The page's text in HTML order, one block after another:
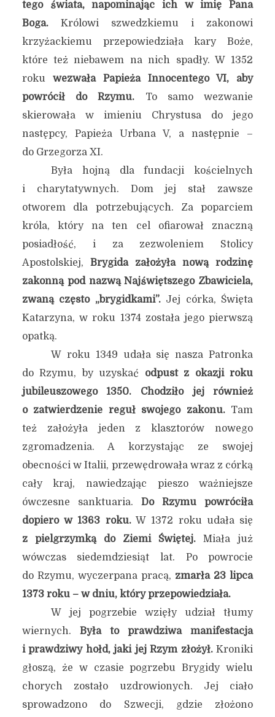
tego świata, napominając ich w imię Pana
Boga. Królowi szwedzkiemu i zakonowi
krzyżackiemu przepowiedziała kary Boże,
które też niebawem na nich spadły. W 1352
roku wezwała Papieża Innocentego VI, aby
powrócił do Rzymu. To samo wezwanie
skierowała w imieniu Chrystusa do jego
następcy, Papieża Urbana V, a następnie –
do Grzegorza XI.
Była hojną dla fundacji kościelnych
i charytatywnych. Dom jej stał zawsze
otworem dla potrzebujących. Za poparciem
króla, który na ten cel ofiarował znaczną
posiadłość, i za zezwoleniem Stolicy
Apostolskiej, Brygida założyła nową rodzinę
zakonną pod nazwą Najświętszego Zbawiciela,
zwaną często „brygidkami”.Jej córka, Święta
Katarzyna, w roku 1374 została jego pierwszą
opatką.
W roku 1349 udała się nasza Patronka
do Rzymu, by uzyskać odpust z okazji roku
jubileuszowego 1350. Chodziło jej również
o zatwierdzenie reguł swojego zakonu.Tam
też założyła jeden z klasztorów nowego
zgromadzenia. A korzystając ze swojej
obecności w Italii, przewędrowała wraz z córką
cały kraj, nawiedzając pieszo ważniejsze
ówczesne sanktuaria. Do Rzymu powróciła
dopiero w 1363 roku.W 1372 roku udała się
z pielgrzymką do Ziemi Świętej. Miała już
wówczas siedemdziesiąt lat. Po powrocie
do Rzymu, wyczerpana pracą, zmarła 23 lipca
1373 roku – w dniu, który przepowiedziała.
W jej pogrzebie wzięły udział tłumy
wiernych. Była to prawdziwa manifestacja
i prawdziwy hołd, jaki jej Rzym złożył.Kroniki
głoszą, że w czasie pogrzebu Brygidy wielu
chorych zostało uzdrowionych. Jej ciało
sprowadzono do Szwecji, gdzie złożono